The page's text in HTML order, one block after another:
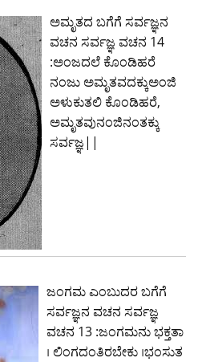
ಅಮೃತದ ಬಗೆಗೆ ಸರ್ವಜ್ಞನ
ವಚನ ಸರ್ವಜ್ಞ ವಚನ 14
:ಅಂಜದಲೆ ಕೊಂಡಿಹರೆ
ನಂಜು ಅಮೃತವದಕ್ಕುಅಂಜಿ
ಅಳುಕುತಲಿ ಕೊಂಡಿಹರೆ,
ಅಮೃತವುನಂಜಿನಂತಕ್ಕು
ಸರ್ವಜ್ಞ||
ಜಂಗಮ ಎಂಬುದರ ಬಗೆಗೆ
ಸರ್ವಜ್ಞನ ವಚನ ಸರ್ವಜ್ಞ
ವಚನ 13 :ಜಂಗಮನು ಭಕ್ತತಾ
। ಲಿಂಗದಂತಿರಬೇಕು ।ಭಂಸುತ